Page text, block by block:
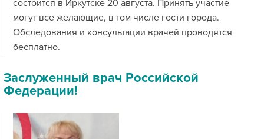
состоится в Иркутске 20 августа. Принять участие
могут все желающие, в том числе гости города.
Обследования и консультации врачей проводятся
бесплатно.
Заслуженный врач Российской
Федерации!